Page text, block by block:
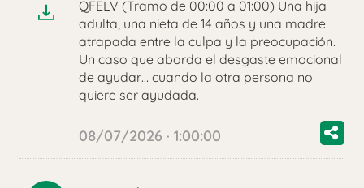
QFELV (Tramo de 00:00 a 01:00) Una hija
adulta, una nieta de 14 años y una madre
atrapada entre la culpa y la preocupación.
Un caso que aborda el desgaste emocional
de ayudar… cuando la otra persona no
quiere ser ayudada.
08/07/2026 · 1:00:00